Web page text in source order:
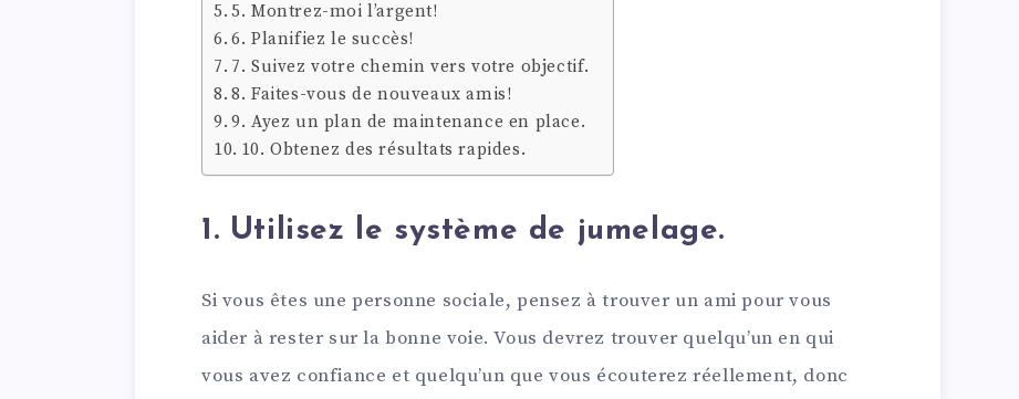
5. Montrez-moi l’argent!
6. Planifiez le succès!
7. Suivez votre chemin vers votre objectif.
8. Faites-vous de nouveaux amis!
9. Ayez un plan de maintenance en place.
10. Obtenez des résultats rapides.
1. Utilisez le système de jumelage.
Si vous êtes une personne sociale, pensez à trouver un ami pour vous
aider à rester sur la bonne voie. Vous devrez trouver quelqu’un en qui
vous avez confiance et quelqu’un que vous écouterez réellement, donc